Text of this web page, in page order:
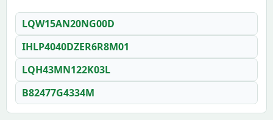
LQW15AN20NG00D
IHLP4040DZER6R8M01
LQH43MN122K03L
B82477G4334M